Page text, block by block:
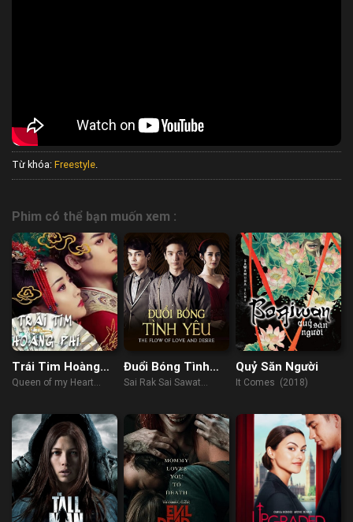
Từ khóa: Freestyle.
Phim có thể bạn muốn xem :
Trái Tim Hoàng
Phi
Queen of my Heart
Đuổi Bóng Tình
Yêu
Sai Rak Sai Sawat
Quỷ Săn Người
It Comes (2018)